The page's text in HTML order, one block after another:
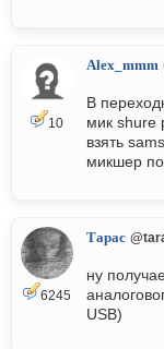
10
Alex_mmm
В
мик shure
взять
микшер
6245
Тарас
ну
USB)